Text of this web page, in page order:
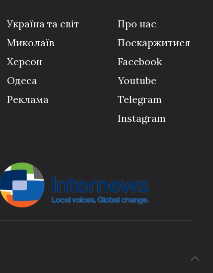
Україна та світ
Миколаїв
Херсон
Одеса
Реклама
Про нас
Поскаржитися
Facebook
Youtube
Telegram
Instagram